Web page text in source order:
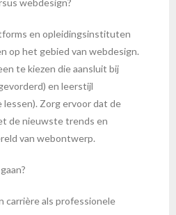
webdesign?
en opleidingsinstituten
op het gebied van webdesign.
te kiezen die aansluit bij
en leerstijl
Zorg ervoor dat de
de nieuwste trends en
van webontwerp.
carrière als professionele